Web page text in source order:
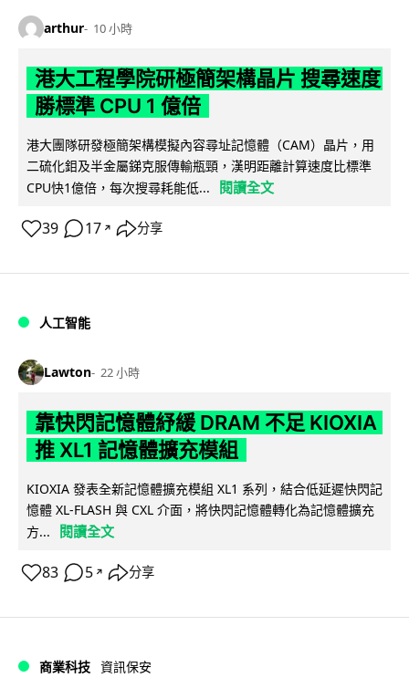
arthur 10 小時
港大工程學院研極簡架構晶片 搜尋速度
勝標準 CPU 1 億倍
港大團隊研發極簡架構模擬內容尋址記憶體（CAM）晶片，用
二硫化鉬及半金屬銻克服傳輸瓶頸，漢明距離計算速度比標準
CPU快1億倍，每次搜尋耗能低...
閱讀全文
39 17 ↗ 分享
人工智能
Lawton 22 小時
靠快閃記憶體紓緩 DRAM 不足 KIOXIA
推 XL1 記憶體擴充模組
KIOXIA 發表全新記憶體擴充模組 XL1 系列，結合低延遲快閃記
憶體 XL-FLASH 與 CXL 介面，將快閃記憶體轉化為記憶體擴充
方...
閱讀全文
83 5 ↗ 分享
商業科技 資訊保安